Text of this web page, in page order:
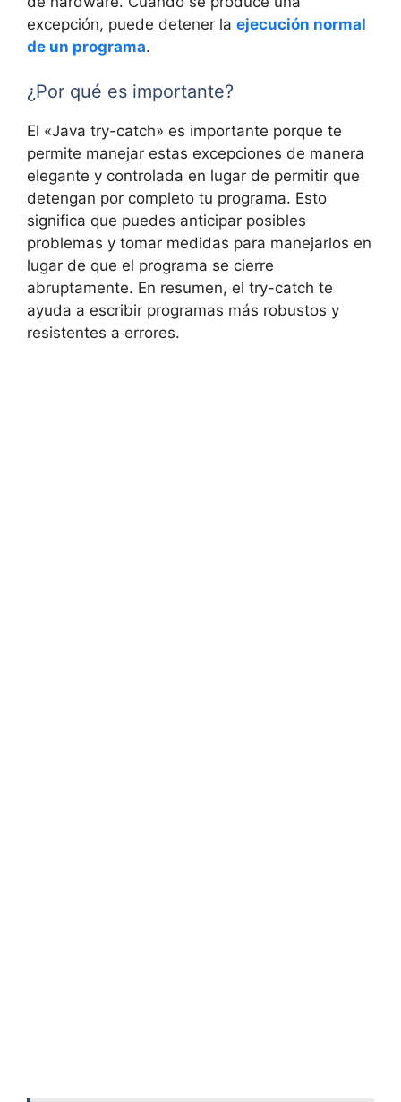
excepción, puede detener la ejecución normal
de un programa.
¿Por qué es importante?
El «Java try-catch» es importante porque te
permite manejar estas excepciones de manera
elegante y controlada en lugar de permitir que
detengan por completo tu programa. Esto
significa que puedes anticipar posibles
problemas y tomar medidas para manejarlos en
lugar de que el programa se cierre
abruptamente. En resumen, el try-catch te
ayuda a escribir programas más robustos y
resistentes a errores.